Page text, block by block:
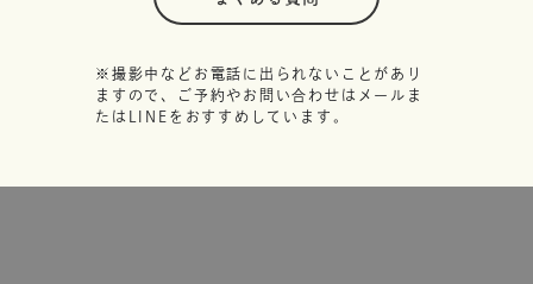
※撮影中などお電話に出られないことがあり
ますので、ご予約やお問い合わせはメールま
たはLINEをおすすめしています。